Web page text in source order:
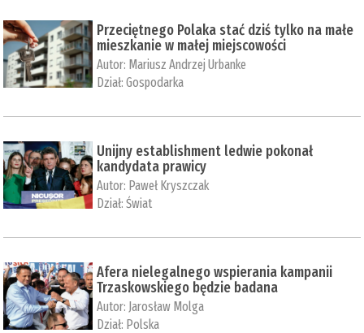
Przeciętnego Polaka stać dziś tylko na małe
mieszkanie w małej miejscowości
Autor: Mariusz Andrzej Urbanke
Dział:Gospodarka
Unijny establishment ledwie pokonał
kandydata prawicy
Autor: Paweł Kryszczak
Dział:Świat
Afera nielegalnego wspierania kampanii
Trzaskowskiego będzie badana
Autor: Jarosław Molga
Dział: Polska